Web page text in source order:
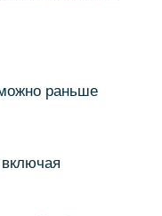
раньше